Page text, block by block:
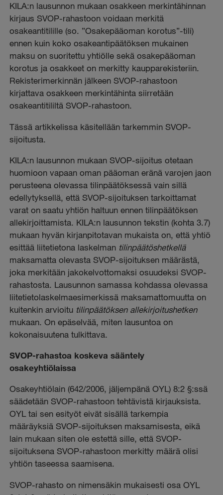
KILA:n lausunnon mukaan osakkeen merkintähinnan
kirjaus SVOP-rahastoon voidaan merkitä
osakeantitilille (so. ”Osakepääoman korotus”-tili)
ennen kuin koko osakeantipäätöksen mukainen
maksu on suoritettu yhtiölle sekä osakepääoman
korotus ja osakkeet on merkitty kaupparekisteriin.
Rekisterimerkinnän jälkeen SVOP-rahastoon
kirjattava osakkeen merkintähinta siirretään
osakeantitililtä SVOP-rahastoon.
Tässä artikkelissa käsitellään tarkemmin SVOP-
sijoitusta.
KILA:n lausunnon mukaan SVOP-sijoitus otetaan
huomioon vapaan oman pääoman eränä varojen jaon
perusteena olevassa tilinpäätöksessä vain sillä
edellytyksellä, että SVOP-sijoituksen tarkoittamat
varat on saatu yhtiön haltuun ennen tilinpäätöksen
allekirjoittamista. KILA:n lausunnon tekstin (kohta 3.7)
mukaan hyvän kirjanpitotavan mukaista on, että yhtiö
esittää liitetietona laskelman tilinpäätöshetkellä
maksamatta olevasta SVOP-sijoituksen määrästä,
joka merkitään jakokelvottomaksi osuudeksi SVOP-
rahastosta. Lausunnon samassa kohdassa olevassa
liitetietolaskelmaesimerkissä maksamattomuutta on
kuitenkin arvioitu tilinpäätöksen allekirjoitushetken
mukaan. On epäselvää, miten lausuntoa on
kokonaisuutena tulkittava.
SVOP-rahastoa koskeva sääntely
osakeyhtiölaissa
Osakeyhtiölain (642/2006, jäljempänä OYL) 8:2 §:ssä
säädetään SVOP-rahastoon tehtävistä kirjauksista.
OYL tai sen esityöt eivät sisällä tarkempia
määräyksiä SVOP-sijoituksen maksamisesta, eikä
lain mukaan siten ole estettä sille, että SVOP-
sijoituksena SVOP-rahastoon merkitty määrä olisi
yhtiön taseessa saamisena.
SVOP-rahasto on nimensäkin mukaisesti osa OYL